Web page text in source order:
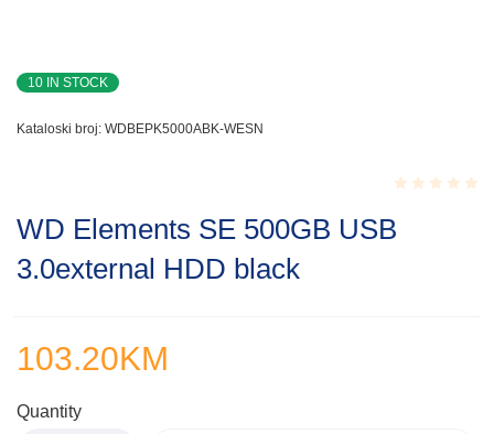
10 IN STOCK
Kataloski broj: WDBEPK5000ABK-WESN
0.001
WD Elements SE 500GB USB
3.0external HDD black
103.20KM
Quantity